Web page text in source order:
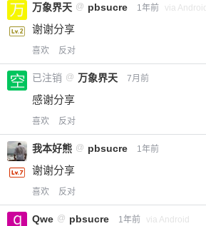
万象界天 @ pbsucre 1年前 via Android
谢谢分享
喜欢 反对
已注销 @ 万象界天 7月前
感谢分享
喜欢 反对
我本好熊 @ pbsucre 1年前
谢谢分享
喜欢 反对
Qwe @ pbsucre 1年前 via Android